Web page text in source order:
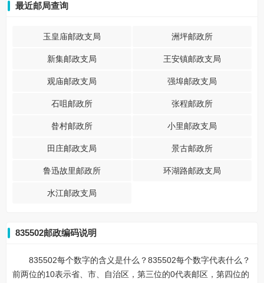
最近邮局查询
玉皇庙邮政支局 洲坪邮政所
新集邮政支局 王安镇邮政支局
观庙邮政支局 强埠邮政支局
石咀邮政所 张程邮政所
昝村邮政所 小里邮政支局
田庄邮政支局 景古邮政所
鲁迅故里邮政所 环湖路邮政支局
水江邮政支局
835502邮政编码说明
835502每个数字的含义是什么？835502每个数字代表什么？
前两位的10表示省、市、自治区，第三位的0代表邮区，第四位的